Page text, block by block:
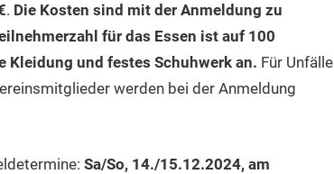
. Die Kosten sind mit der Anmeldung zu
für das Essen ist auf 100
Kleidung und festes Schuh­werk an. Für Unfälle
werden bei der Anmeldung
Sa/So, 14./15.12.2024, am